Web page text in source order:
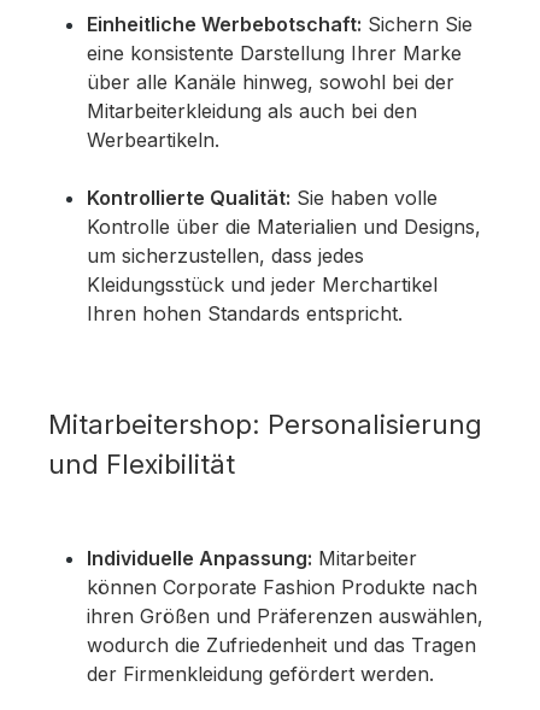
Einheitliche Werbebotschaft: Sichern Sie
eine konsistente Darstellung Ihrer Marke
über alle Kanäle hinweg, sowohl bei der
Mitarbeiterkleidung als auch bei den
Werbeartikeln.
Kontrollierte Qualität: Sie haben volle
Kontrolle über die Materialien und Designs,
um sicherzustellen, dass jedes
Kleidungsstück und jeder Merchartikel
Ihren hohen Standards entspricht.
Mitarbeitershop: Personalisierung
und Flexibilität
Individuelle Anpassung: Mitarbeiter
können Corporate Fashion Produkte nach
ihren Größen und Präferenzen auswählen,
wodurch die Zufriedenheit und das Tragen
der Firmenkleidung gefördert werden.